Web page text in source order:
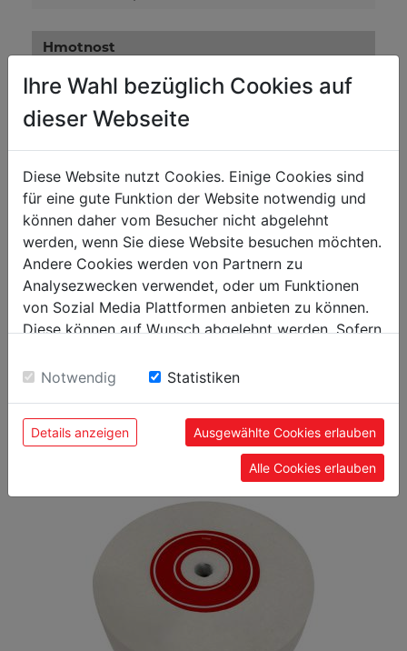
Hmotnost
Netto [kg]
32
Brutto [kg]
Výška balení [mm]
380
Šířka balení [mm]
Délka balení [mm]
Obecné údaje
DOPORUČENÉ PŘÍSLUŠENSTVÍ
Ihre Wahl bezüglich Cookies auf
dieser Webseite
Diese Website nutzt Cookies. Einige Cookies sind
für eine gute Funktion der Website notwendig und
können daher vom Besucher nicht abgelehnt
werden, wenn Sie diese Website besuchen möchten.
Andere Cookies werden von Partnern zu
Analysezwecken verwendet, oder um Funktionen
von Sozial Media Plattformen anbieten zu können.
Diese können auf Wunsch abgelehnt werden. Sofern
Einwilligung zu unseren Cookies.
Notwendig Statistiken
Details anzeigen Ausgewählte Cookies erlauben
Alle Cookies erlauben